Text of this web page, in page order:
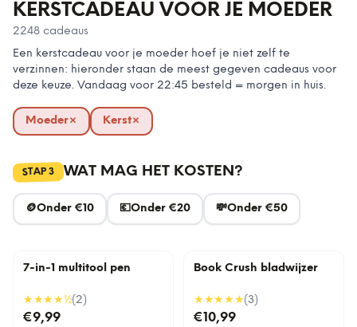
KERSTCADEAU VOOR JE MOEDER
2248 cadeaus
Een kerstcadeau voor je moeder hoef je niet zelf te
verzinnen: hieronder staan de meest gegeven cadeaus voor
deze keuze. Vandaag voor 22:45 besteld = morgen in huis.
Moeder×
verwijderen
Kerst×
verwijderen
STAP3 WAT MAG HET KOSTEN?
🪙Onder €10 💶Onder €20 💸Onder €50
7-in-1 multitool pen
★★★★½(2 )
€9,99
Book Crush bladwijzer
★★★★★(3)
€10,99